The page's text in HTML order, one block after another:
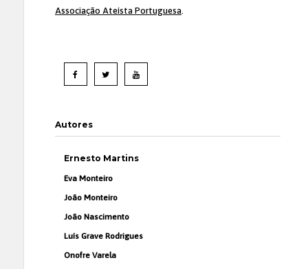
Associação Ateísta Portuguesa.
Autores
Ernesto Martins
Eva Monteiro
João Monteiro
João Nascimento
Luís Grave Rodrigues
Onofre Varela